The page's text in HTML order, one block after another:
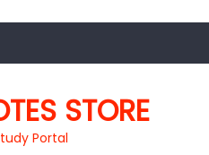
STORE
Portal